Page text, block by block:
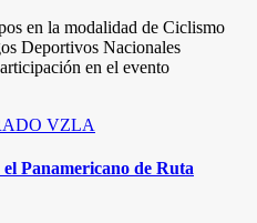
en la modalidad de Ciclismo
Deportivos Nacionales
en el evento
VZLA
Panamericano de Ruta